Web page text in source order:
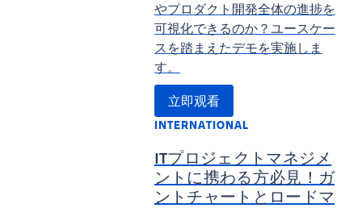
やプロダクト開発全体の進捗を
可視化できるのか？ユースケー
スを踏まえたデモを実施しま
す。
立即观看
INTERNATIONAL
ITプロジェクトマネジメ
ントに携わる方必見！ガ
ントチャートとロードマ